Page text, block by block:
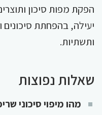
הפקת מפות סיכון
יעילה, בהפחתת
ותשתיות.
שאלות נפוצות
מהו מיפוי סיכוני